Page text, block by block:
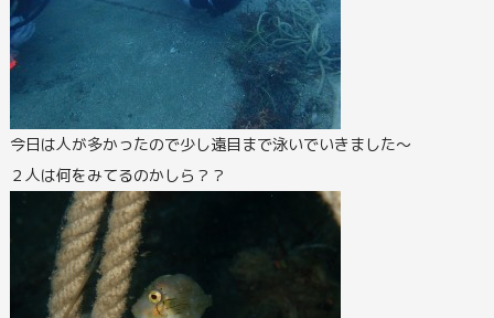
今日は人が多かったので少し遠目まで泳いでいきました～
２人は何をみてるのかしら？？